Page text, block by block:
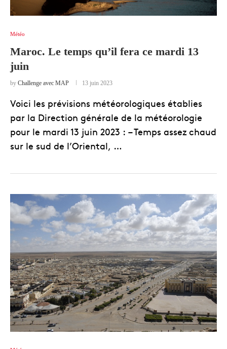
Météo
Maroc. Le temps qu’il fera ce mardi 13
juin
by Challenge avec MAP 13 juin 2023
Voici les prévisions météorologiques établies
par la Direction générale de la météorologie
pour le mardi 13 juin 2023 : – Temps assez chaud
sur le sud de l’Oriental, …